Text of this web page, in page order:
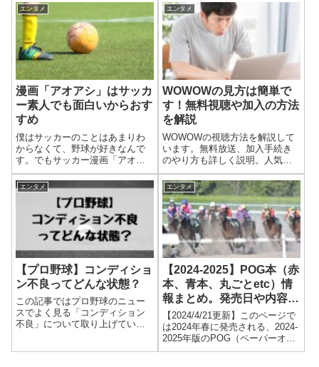
ました。元AKBグループのメン
バーだった市川さんと永尾さん
は存じ上げていたんです。で
も、原あや香さんは初めまして
のお方。気になったので、どん
な人なのか少し調べてみまし
た。
している野球ファンって多いと
思います。僕もその一人なんで
すが、１年ぶりの交流戦を見て
いると「交流戦ってどういう決
まりがあるんだっ...
エンタメ
漫画「アオアシ」はサッカ
ー素人でも面白いからおす
すめ
僕はサッカーのことはあまりわ
からなくて、野球が好きなんで
す。でもサッカー漫画「アオア
シ」にめちゃくちゃハマってい
ます。週刊ビックコミックスピ
リッツで連載中なんですが、雑
誌の発売日になると早く続きが
読みたくなる。こんな経験は小
学生のとき以来で...
エンタメ
WOWOWの見方は簡単で
す！無料視聴や加入の方法
を解説
WOWOWの視聴方法を解説して
います。無料放送、加入手続き
のやり方も詳しく説明。人気ア
ーティストのコンサートやスポ
ーツのビッグイベント、人気の
映画なんかが見られるので、僕
もかなりお世話になっていま
す。
エンタメ
【プロ野球】コンディショ
ン不良ってどんな状態？
この記事ではプロ野球のニュー
スでよく見る「コンディション
不良」について取り上げていま
エンタメ
【2024-2025】POG本（赤
本、青本、丸ごとetc）情
報まとめ。発売日や内容な
ど
【2024/4/21更新】このページで
は2024年春に発売される、2024‐
2025年版のPOG（ペーパーオー
ナーゲーム）本の情報をまとめ